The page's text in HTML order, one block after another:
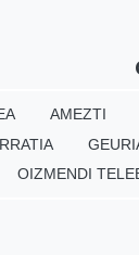
AMEZTI
OIZMENDI